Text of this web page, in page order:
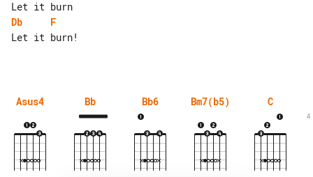
Db
F
Let it burn!
Asus4 Bb Bb6 Bm7(b5) C
4